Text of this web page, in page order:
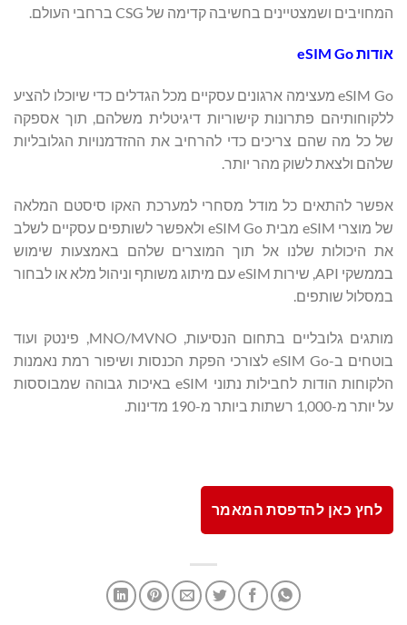
המחויבים ושמצטיינים בחשיבה קדימה של CSG ברחבי העולם.
אודותeSIM Go
eSIM Go מעצימה ארגונים עסקיים מכל הגדלים כדי שיוכלו להציע
ללקוחותיהם פתרונות קישוריות דיגיטלית משלהם, תוך אספקה
של כל מה שהם צריכים כדי להרחיב את ההזדמנויות הגלובליות
שלהם ולצאת לשוק מהר יותר.
אפשר להתאים כל מודל מסחרי למערכת האקו סיסטם המלאה
של מוצרי eSIM מבית eSIM Go ולאפשר לשותפים עסקיים לשלב
את היכולות שלנו אל תוך המוצרים שלהם באמצעות שימוש
בממשקי API, שירות eSIM עם מיתוג משותף וניהול מלא או לבחור
במסלול שותפים.
מותגים גלובליים בתחום הנסיעות, MNO/MVNO, פינטק ועוד
בוטחים ב-eSIM Go לצורכי הפקת הכנסות ושיפור רמת נאמנות
הלקוחות הודות לחבילות נתוני eSIM באיכות גבוהה שמבוססות
על יותר מ-1,000 רשתות ביותר מ-190 מדינות.
לחץ כאן להדפסת המאמר